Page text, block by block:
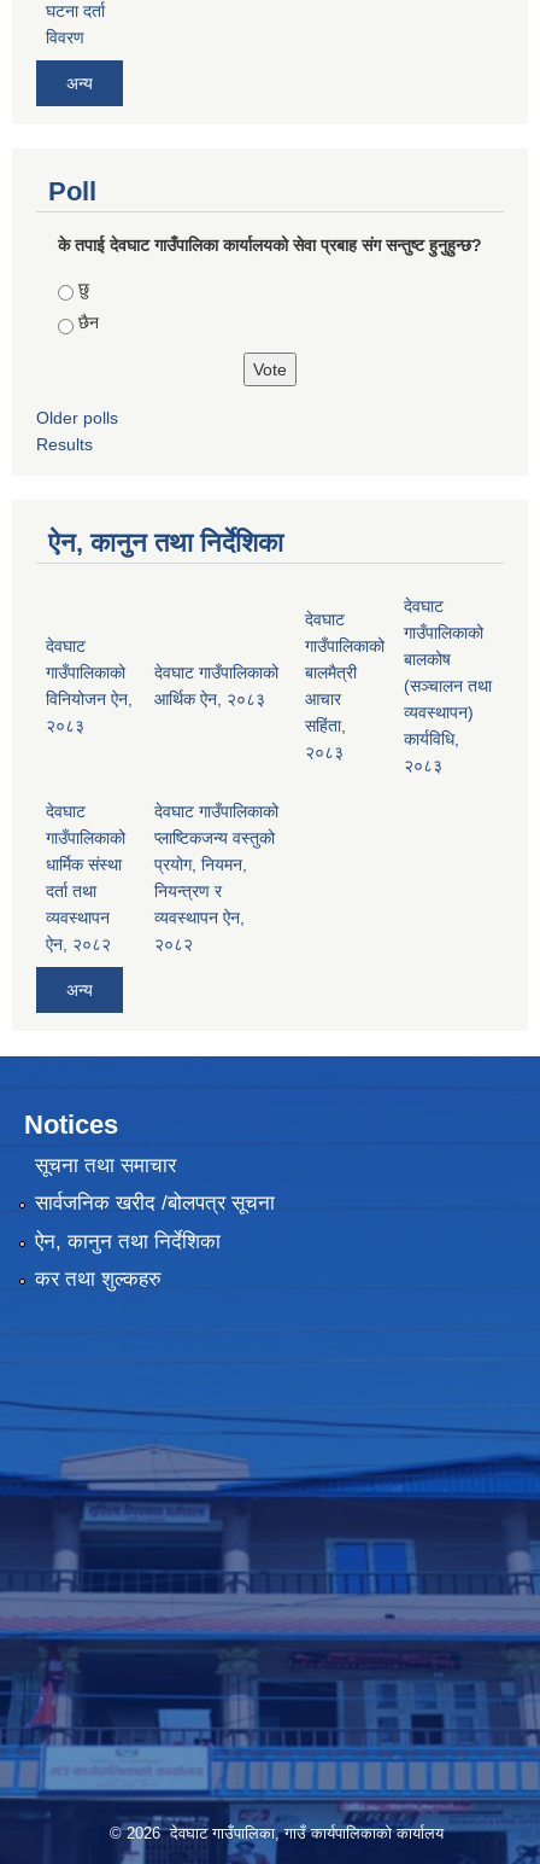
घटना दर्ता
विवरण
अन्य
Poll
के तपाई देवघाट गाउँपालिका कार्यालयको सेवा प्रबाह संग सन्तुष्ट हुनुहुन्छ?
Choices
छु
छैन
Older polls
Results
ऐन, कानुन तथा निर्देशिका
देवघाट
गाउँपालिकाको
विनियोजन ऐन,
२०८३
देवघाट गाउँपालिकाको
आर्थिक ऐन, २०८३
देवघाट
गाउँपालिकाको
बालमैत्री
आचार
सहिंता,
२०८३
देवघाट
गाउँपालिकाको
बालकोष
(सञ्चालन तथा
व्यवस्थापन)
कार्यविधि,
२०८३
देवघाट
गाउँपालिकाको
धार्मिक संस्था
दर्ता तथा
व्यवस्थापन
ऐन, २०८२
देवघाट गाउँपालिकाको
प्लाष्टिकजन्य वस्तुको
प्रयोग, नियमन,
नियन्त्रण र
व्यवस्थापन ऐन,
२०८२
अन्य
Notices
सूचना तथा समाचार
सार्वजनिक खरीद /बोलपत्र सूचना
ऐन, कानुन तथा निर्देशिका
कर तथा शुल्कहरु
© 2026 देवघाट गाउँपालिका, गाउँ कार्यपालिकाको कार्यालय